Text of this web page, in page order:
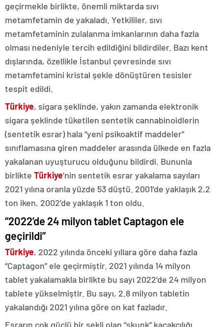
geçirmekle birlikte, önemli miktarda sıvı
metamfetamin de yakaladı. Yetkililer, sıvı
metamfetaminin zulalanma imkanlarının daha fazla
olması nedeniyle tercih edildiğini bildirdiler. Bazı kent
dışlarında, özellikle İstanbul çevresinde sıvı
metamfetamini kristal şekle dönüştüren tesisler
tespit edildi.
Türkiye, sigara şeklinde, yakın zamanda elektronik
sigara şeklinde tüketilen sentetik cannabinoidlerin
(sentetik esrar) hala “yeni psikoaktif maddeler”
sınıflamasına giren maddeler arasında ülkede en fazla
yakalanan uyuşturucu olduğunu bildirdi. Bununla
birlikte Türkiye’nin sentetik esrar yakalama sayıları
2021 yılına oranla yüzde 53 düştü. 2001’de yaklaşık 2,2
ton iken, 2002’de yaklaşık 1 ton oldu.
“2022’de 24 milyon tablet Captagon ele
geçirildi”
Türkiye, 2022 yılında önceki yıllara göre daha fazla
“Captagon” ele geçirmiştir. 2021 yılında 14 milyon
tablet yakalamakla birlikte bu sayı 2022’de 24 milyon
tablete yükselmiştir. Bu sayı, 2.8 milyon tabletin
yakalandığı 2021 yılına göre on kat fazladır.
Esrarın çok güçlü bir şekli olan “skunk” kaçakçılığı